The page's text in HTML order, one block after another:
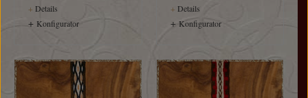
+ Details
+ Konfigurator
+ Details
+ Konfigurator